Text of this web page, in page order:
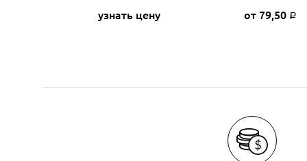
узнать цену от 79,50 Р